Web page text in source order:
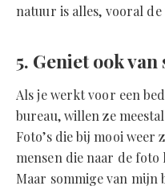
natuur is alles, vooral de
5. Geniet ook
Als je werkt voor een
bureau, willen ze
Foto’s die bij mooi weer
mensen die naar de
Maar sommige van mijn